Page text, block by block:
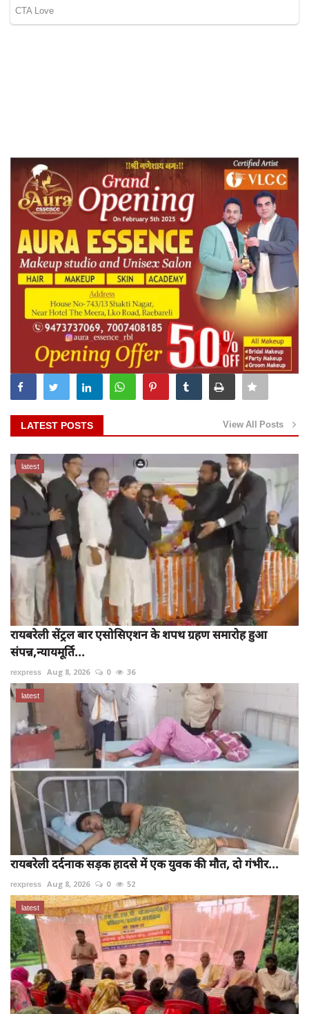
LATEST POSTS View All Posts
latest
रायबरेली सेंट्रल बार एसोसिएशन के शपथ ग्रहण समारोह हुआ
संपन्न,न्यायमूर्ति...
rexpress Aug 8, 2026 0 36
latest
रायबरेली दर्दनाक सड़क हादसे में एक युवक की मौत, दो गंभीर...
rexpress Aug 8, 2026 0 52
latest